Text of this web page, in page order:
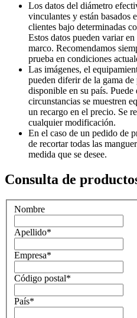
Los datos del diámetro
vinculantes y están basados
clientes bajo determinadas
Estos datos pueden variar
marco. Recomendamos
prueba en condiciones
Las imágenes, el
pueden diferir de la gama
disponible en su país. Puede
circunstancias se muestren
un recargo en el precio. Se
cualquier modificación.
En el caso de un pedido de
de recortar todas las
medida que se desee.
Consulta de
Nombre
Apellido*
Empresa*
Código postal*
País*